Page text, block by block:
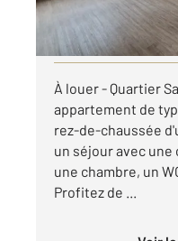
par mois charges
Visiter le site dédié
À louer - Quartier
appartement de
rez-de-chaussée
un séjour avec
une chambre, un
Profitez de ...